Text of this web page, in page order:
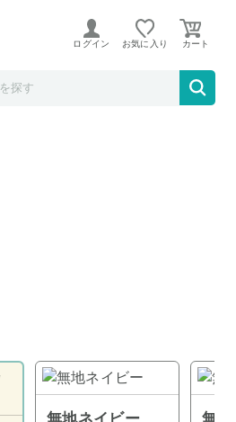
ります。
ログイン お気に入り
ック 両面筆入 無地バイオ